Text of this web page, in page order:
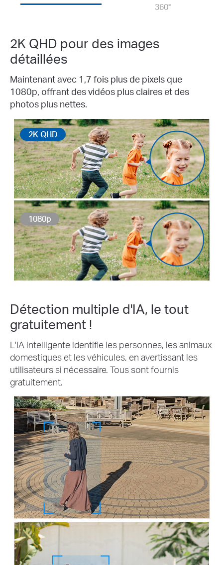
360°
2K QHD pour des images
détaillées
Maintenant avec 1,7 fois plus de pixels que
1080p, offrant des vidéos plus claires et des
photos plus nettes.
1080p
2K QHD
Détection multiple d'IA, le tout
gratuitement !
L'IA intelligente identifie les personnes, les animaux
domestiques et les véhicules, en avertissant les
utilisateurs si nécessaire. Tous sont fournis
gratuitement.